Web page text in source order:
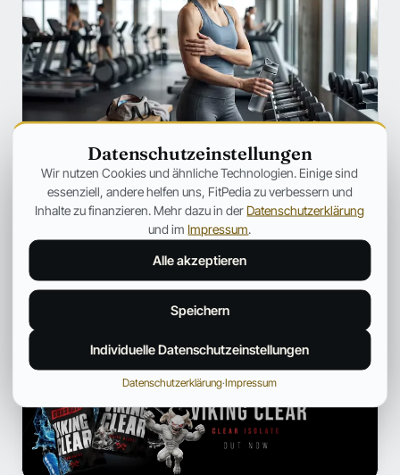
Ozempic verändert Fitness für immer
– Warum plötzlich jeder über
Muskelverlust spricht
Warum GLP-1-Medikamente immer häufiger unter dem
Aspekt des Muskelabbaus besprochen werden.
Jonas Bauer 19. Juli 2026 12 Min.
Datenschutzeinstellungen
Wir nutzen Cookies und ähnliche Technologien. Einige sind
essenziell, andere helfen uns, FitPedia zu verbessern und
Inhalte zu finanzieren. Mehr dazu in der Datenschutzerklärung
und im Impressum
Alle akzeptieren
Speichern
Individuelle Datenschutzeinstellungen
Datenschutzerklärung·Impressum